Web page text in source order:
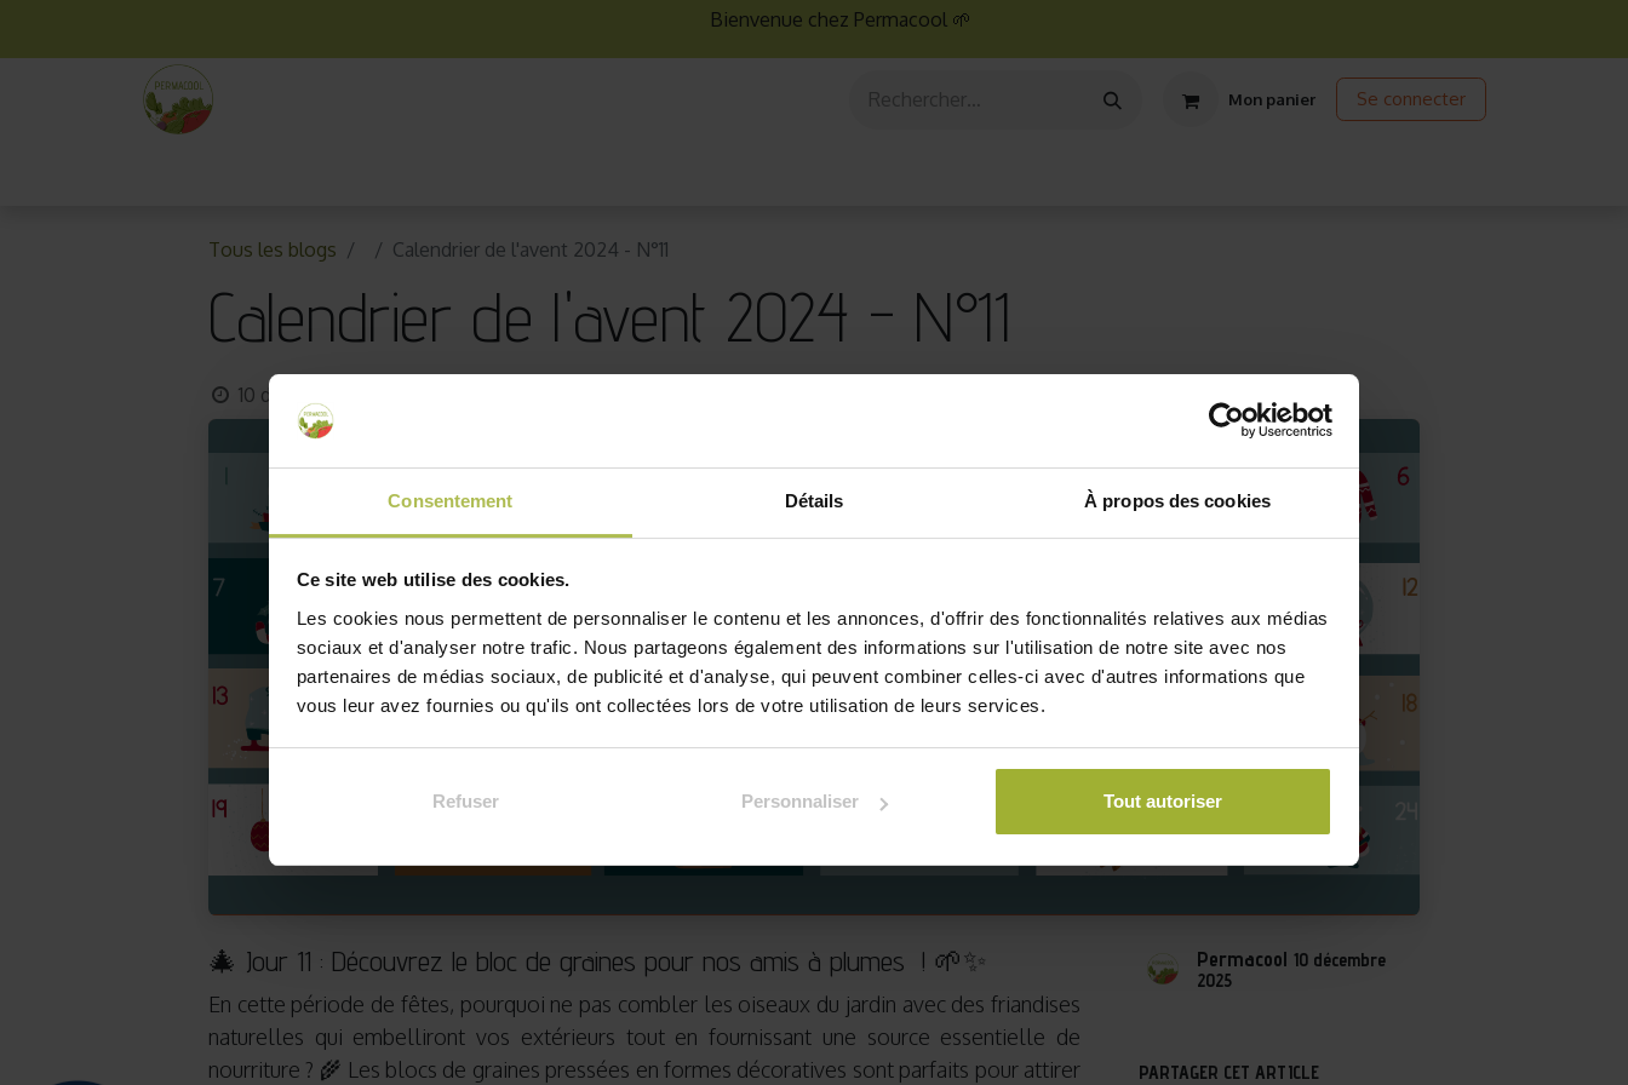
Consentement Détails À propos des cookies
Ce site web utilise des cookies.
Les cookies nous permettent de personnaliser le contenu et les annonces, d'offrir des fonctionnalités relatives aux médias
sociaux et d'analyser notre trafic. Nous partageons également des informations sur l'utilisation de notre site avec nos
partenaires de médias sociaux, de publicité et d'analyse, qui peuvent combiner celles-ci avec d'autres informations que
vous leur avez fournies ou qu'ils ont collectées lors de votre utilisation de leurs services.
Refuser Personnaliser Tout autoriser
Bienvenue chez Permacool 🌱
Mon panier Se connecter
Tous les blogs Calendrier de l'avent 2024 - N°11
Calendrier de l'avent 2024 - N°11
10 décembre 2025
🎄 Jour 11 : Découvrez le bloc de graines pour nos amis à plumes ! 🌱✨
En cette période de fêtes, pourquoi ne pas combler les oiseaux du jardin avec des friandises
naturelles qui embelliront vos extérieurs tout en fournissant une source essentielle de
nourriture ? 🌾 Les blocs de graines pressées en formes décoratives sont parfaits pour attirer
Permacool 10 décembre
2025
PARTAGER CET ARTICLE